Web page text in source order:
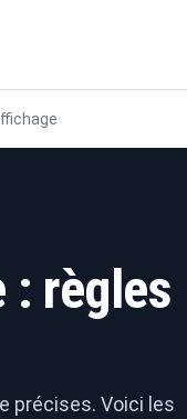
: règles
précises. Voici les